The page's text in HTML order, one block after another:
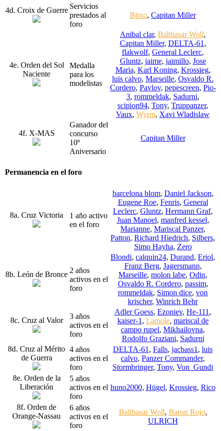
4d. Croix de Guerre Servicios
prestados al
foro
Bitxo, Capitan Miller
4e. Orden del Sol
Naciente
Medalla
para los
modelistas
Anibal clar, Balthasar Woll,
Capitan Miller, DELTA-61 ,
flakwolf, General Leclerc,
Gluntz, jaime, jaimillo, Jose
Maria, Karl Koning, Krossieg,
luis calvo, Marseille, Osvaldo R.
Cordero, Pavlov, pepescreen, Pio-
3, rommeldak, Sadurni,
scipion94, Tony, Truppanzer,
Vaux, Wyrm, Xavi Wladislaw
4f. X-MAS
Ganador del
concurso
10º
Aniversario
Capitan Miller
Permanencia en el foro
8a. Cruz Victoria
1 año activo
en el foro
barcelona blom, Daniel Jackson,
Eugene Roe, Fenris, General
Leclerc, Gluntz, Hermann Graf,
Juan Manoel, manfred kessel,
Marianne, Mariscal Panzer,
Patton, Richard Hiedrich, Silbers,
Simo Hayha, Zero
8b. León de Bronce 2 años
activos en el
foro
Blondi, calquin24, Durand, Eriol,
Franz Berg, Jagersmann,
Marseille, molon labe, Odin,
Osvaldo R. Cordero, passim,
rommeldak, Simon dice, von
krischer, Winrich Behr
8c. Cruz al Valor
3 años
activos en el
foro
Adler Goess, Ezoniev, He-111 ,
kaiser-1 , Lamole, mariscal de
campo rupel, Mikhailovna,
Rodolfo Graziani, Sadurni
8d. Cruz al Mérito
de Guerra
4 años
activos en el
foro
DELTA-61 , Falls, jacbass1 , luis
calvo, Panzer Commander,
Stormbringer, Tony, Von_Gundi
8e. Orden de la
Liberación
5 años
activos en el
foro
huno2000, Hügel, Krossieg, Rico
8f. Orden de
Orange-Nassau
6 años
activos en el
foro
Balthasar Woll, Baron Rojo,
ULRICH